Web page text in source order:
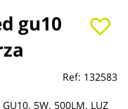
gu10
Ref: 132583
GU10. 5W. 500LM. LUZ